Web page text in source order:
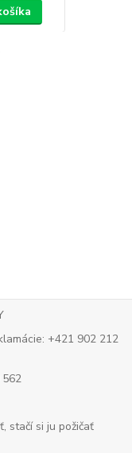
+421 902 212
stačí si ju požičať